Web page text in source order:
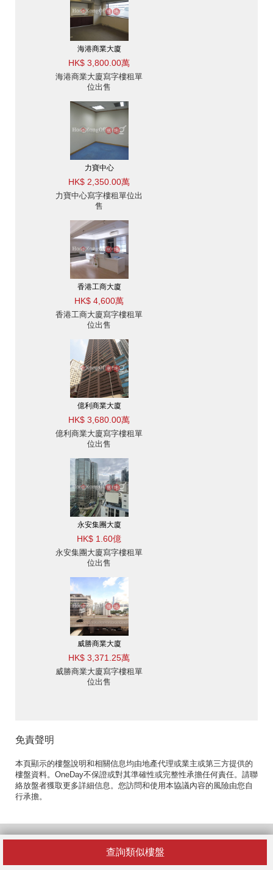
查詢類似樓盤
海港商業大廈
HK$ 3,800.00萬
海港商業大廈寫字樓租單
位出售
力寶中心
HK$ 2,350.00萬
力寶中心寫字樓租單位出
售
香港工商大廈
HK$ 4,600萬
香港工商大廈寫字樓租單
位出售
億利商業大廈
HK$ 3,680.00萬
億利商業大廈寫字樓租單
位出售
永安集團大廈
HK$ 1.60億
永安集團大廈寫字樓租單
位出售
威勝商業大廈
HK$ 3,371.25萬
威勝商業大廈寫字樓租單
位出售
免責聲明
本頁顯示的樓盤說明和相關信息均由地產代理或業主或第三方提供的
樓盤資料。OneDay不保證或對其準確性或完整性承擔任何責任。請聯
絡放盤者獲取更多詳細信息。您訪問和使用本協議內容的風險由您自
行承擔。